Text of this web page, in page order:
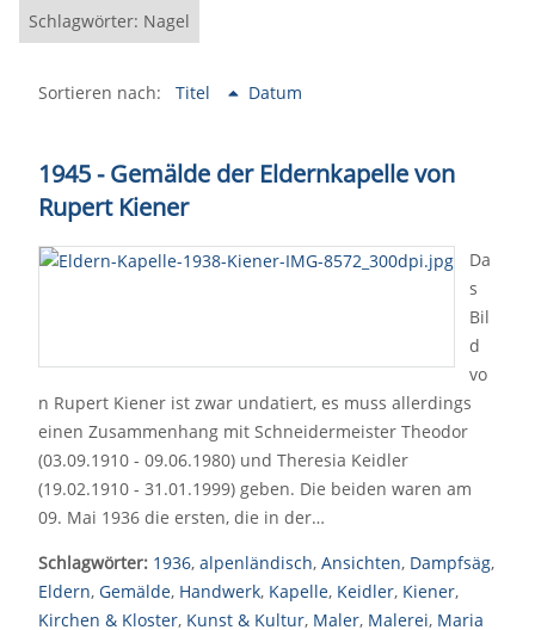
Schlagwörter: Nagel
Sortieren nach: Titel Datum
1945 - Gemälde der Eldernkapelle von
Rupert Kiener
Da
s
Bil
d
vo
n Rupert Kiener ist zwar undatiert, es muss allerdings
einen Zusammenhang mit Schneidermeister Theodor
(03.09.1910 - 09.06.1980) und Theresia Keidler
(19.02.1910 - 31.01.1999) geben. Die beiden waren am
09. Mai 1936 die ersten, die in der…
Schlagwörter: 1936, alpenländisch, Ansichten, Dampfsäg,
Eldern, Gemälde, Handwerk, Kapelle, Keidler, Kiener,
Kirchen & Kloster, Kunst & Kultur, Maler, Malerei, Maria